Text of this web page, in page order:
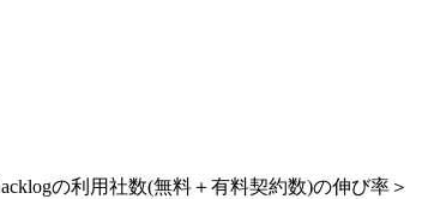
の利用社数(無料＋有料契約数)の伸び率＞